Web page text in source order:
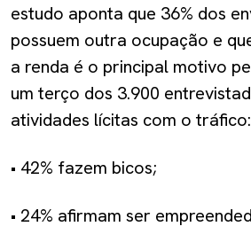
estudo aponta que 36% dos
possuem outra ocupação e
a renda é o principal motivo
um terço dos 3.900
atividades lícitas com o tráfico:
• 42% fazem bicos;
• 24% afirmam ser